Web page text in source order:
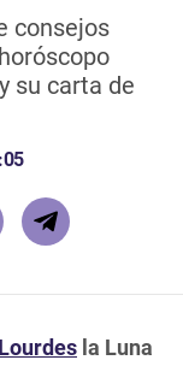
consejos
su carta de
la Luna